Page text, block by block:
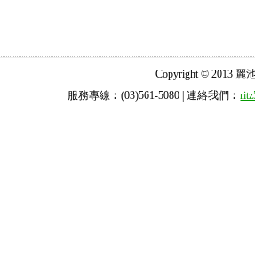
Copyright © 2013 麗
服務專線︰(03)561-5080 | 連絡我們︰